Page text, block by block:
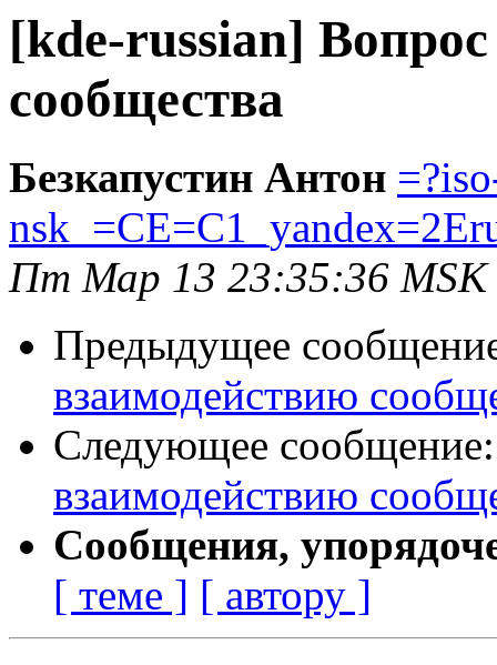
[kde-russian]
сообщества
Безкапустин Антон
Пт Мар 13 23:35:36 MSK
Предыдущее
взаимодействию
Следующее
взаимодействию
Сообщения,
[ теме ] [ автору ]